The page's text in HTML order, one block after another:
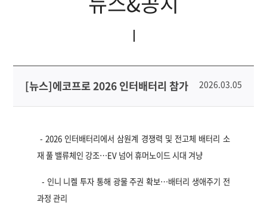
[뉴스]에코프로 2026 인터배터리 참가 2026.03.05
- 2026 인터배터리에서 삼원계 경쟁력 및 전고체 배터리 소
재 풀 밸류체인 강조…EV 넘어 휴머노이드 시대 겨냥
- 인니 니켈 투자 통해 광물 주권 확보…배터리 생애주기 전
과정 관리